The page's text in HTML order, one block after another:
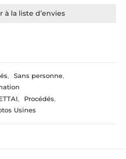
à la liste d’envies
, Sans personne,
, Procédés,
Usines